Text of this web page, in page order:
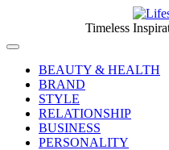
content
People
Timeless
Off
CanvasBEAUTY & HEALTH
BRAND
STYLE
RELATIONSHIP
BUSINESS
PERSONALITY